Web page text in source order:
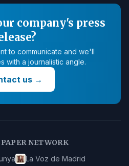
company's press
to communicate and we'll
with a journalistic angle.
us→
NETWORK
La Voz de Madrid